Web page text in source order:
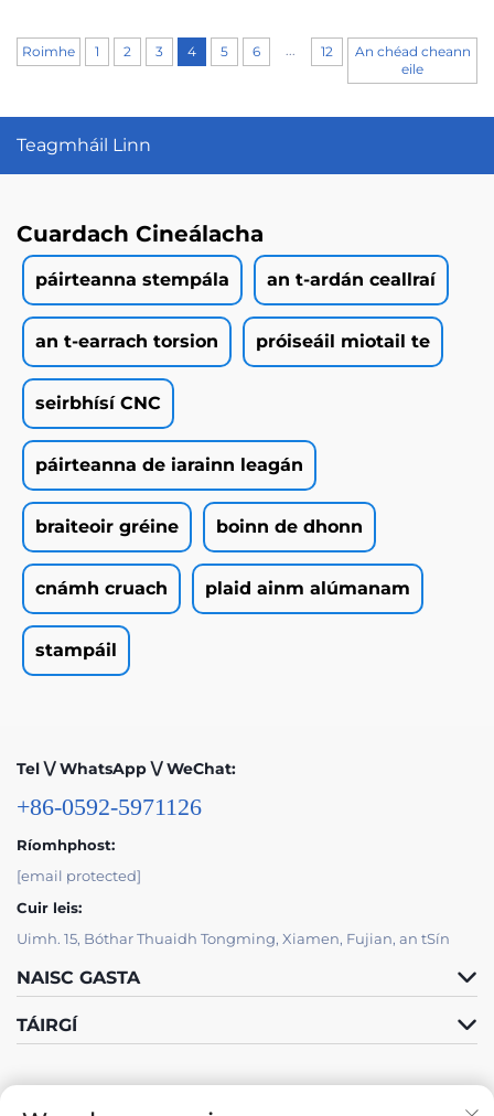
Roimhe 1 2 3 4 5 6 ... 12
An chéad cheann
eile
Teagmháil Linn
Cuardach Cineálacha
páirteanna stempála an t-ardán ceallraí
an t-earrach torsion próiseáil miotail te
seirbhísí CNC
páirteanna de iarainn leagán
braiteoir gréine boinn de dhonn
cnámh cruach plaid ainm alúmanam
stampáil
Tel \/ WhatsApp \/ WeChat:
+86-0592-5971126
Ríomhphost:
[email protected]
Cuir leis:
Uimh. 15, Bóthar Thuaidh Tongming, Xiamen, Fujian, an tSín
NAISC GASTA
TÁIRGÍ